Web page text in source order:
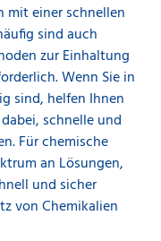
mit einer schnellen
sind auch
zur Einhaltung
Wenn Sie in
sind, helfen Ihnen
schnelle und
Für chemische
an Lösungen,
und sicher
von Chemikalien